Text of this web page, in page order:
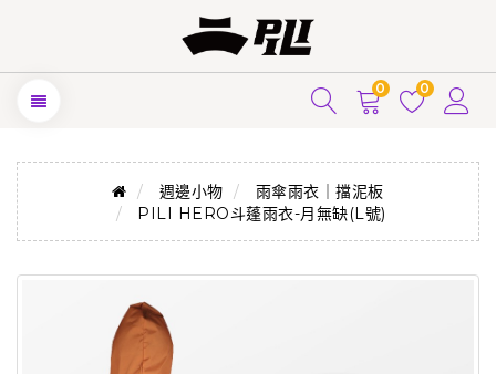
0 0
週邊小物
雨傘雨衣｜擋泥板
PILI HERO斗蓬雨衣-月無缺(L號)